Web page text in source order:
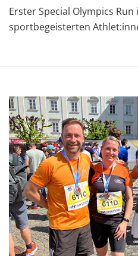
Erster Special Olympics Run
sportbegeisterten